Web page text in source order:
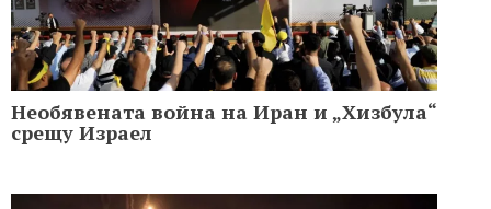
Необявената война на Иран и „Хизбула“
срещу Израел